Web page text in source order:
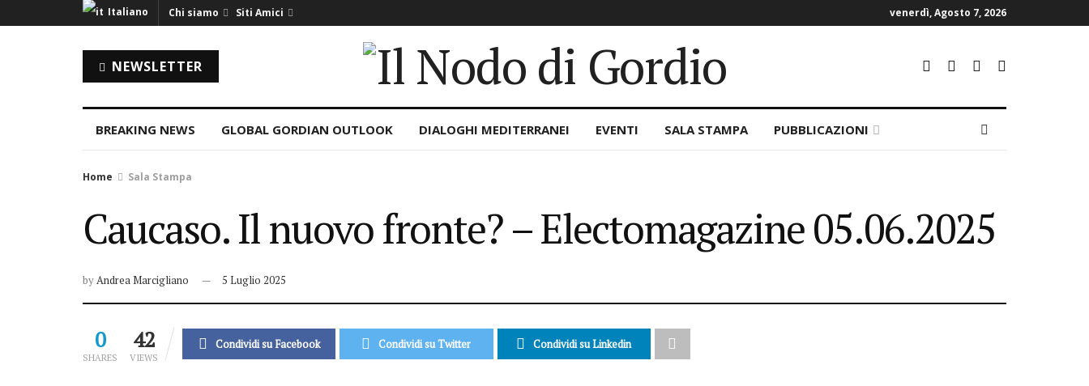
Italiano Chi siamo Siti Amici venerdì, Agosto 7, 2026
NEWSLETTER
BREAKING NEWS GLOBAL GORDIAN OUTLOOK DIALOGHI MEDITERRANEI EVENTI SALA STAMPA PUBBLICAZIONI
Home Sala Stampa
Caucaso. Il nuovo fronte? – Electomagazine 05.06.2025
byAndrea Marcigliano 5 Luglio 2025
0
SHARES
42
VIEWS
Condividi su Facebook Condividi su Twitter Condividi su Linkedin